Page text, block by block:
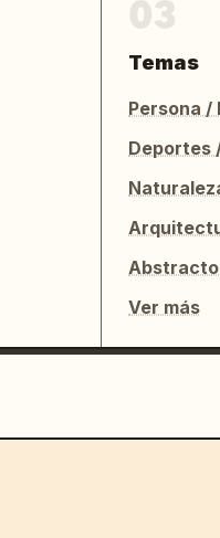
Temas
Persona /
Deportes
Abstracto
Ver más